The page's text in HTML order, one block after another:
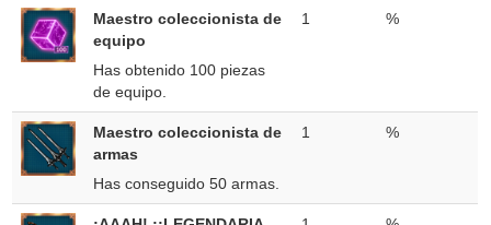
Maestro coleccionista de
equipo
Has obtenido 100 piezas
de equipo.
1 %
Maestro coleccionista de
armas
Has conseguido 50 armas.
1 %